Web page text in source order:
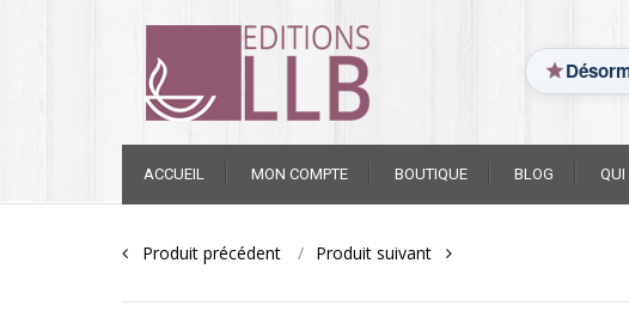
content
ACCUEIL MON COMPTE BOUTIQUE BLOG QUI
PostProduit précédent Produit suivant